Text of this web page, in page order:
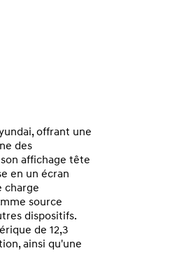
offrant une
des
affichage tête
en un écran
charge
source
dispositifs.
de 12,3
ainsi qu'une